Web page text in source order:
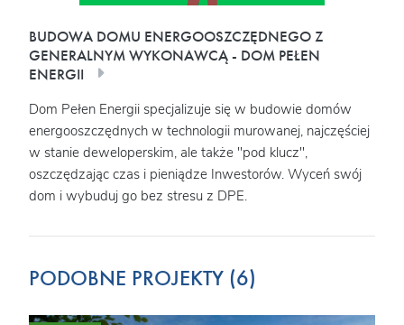
BUDOWA DOMU ENERGOOSZCZĘDNEGO Z
GENERALNYM WYKONAWCĄ - DOM PEŁEN
ENERGII
Dom Pełen Energii specjalizuje się w budowie domów
energooszczędnych w technologii murowanej, najczęściej
w stanie deweloperskim, ale także "pod klucz",
oszczędzając czas i pieniądze Inwestorów. Wyceń swój
dom i wybuduj go bez stresu z DPE.
PODOBNE PROJEKTY (6)